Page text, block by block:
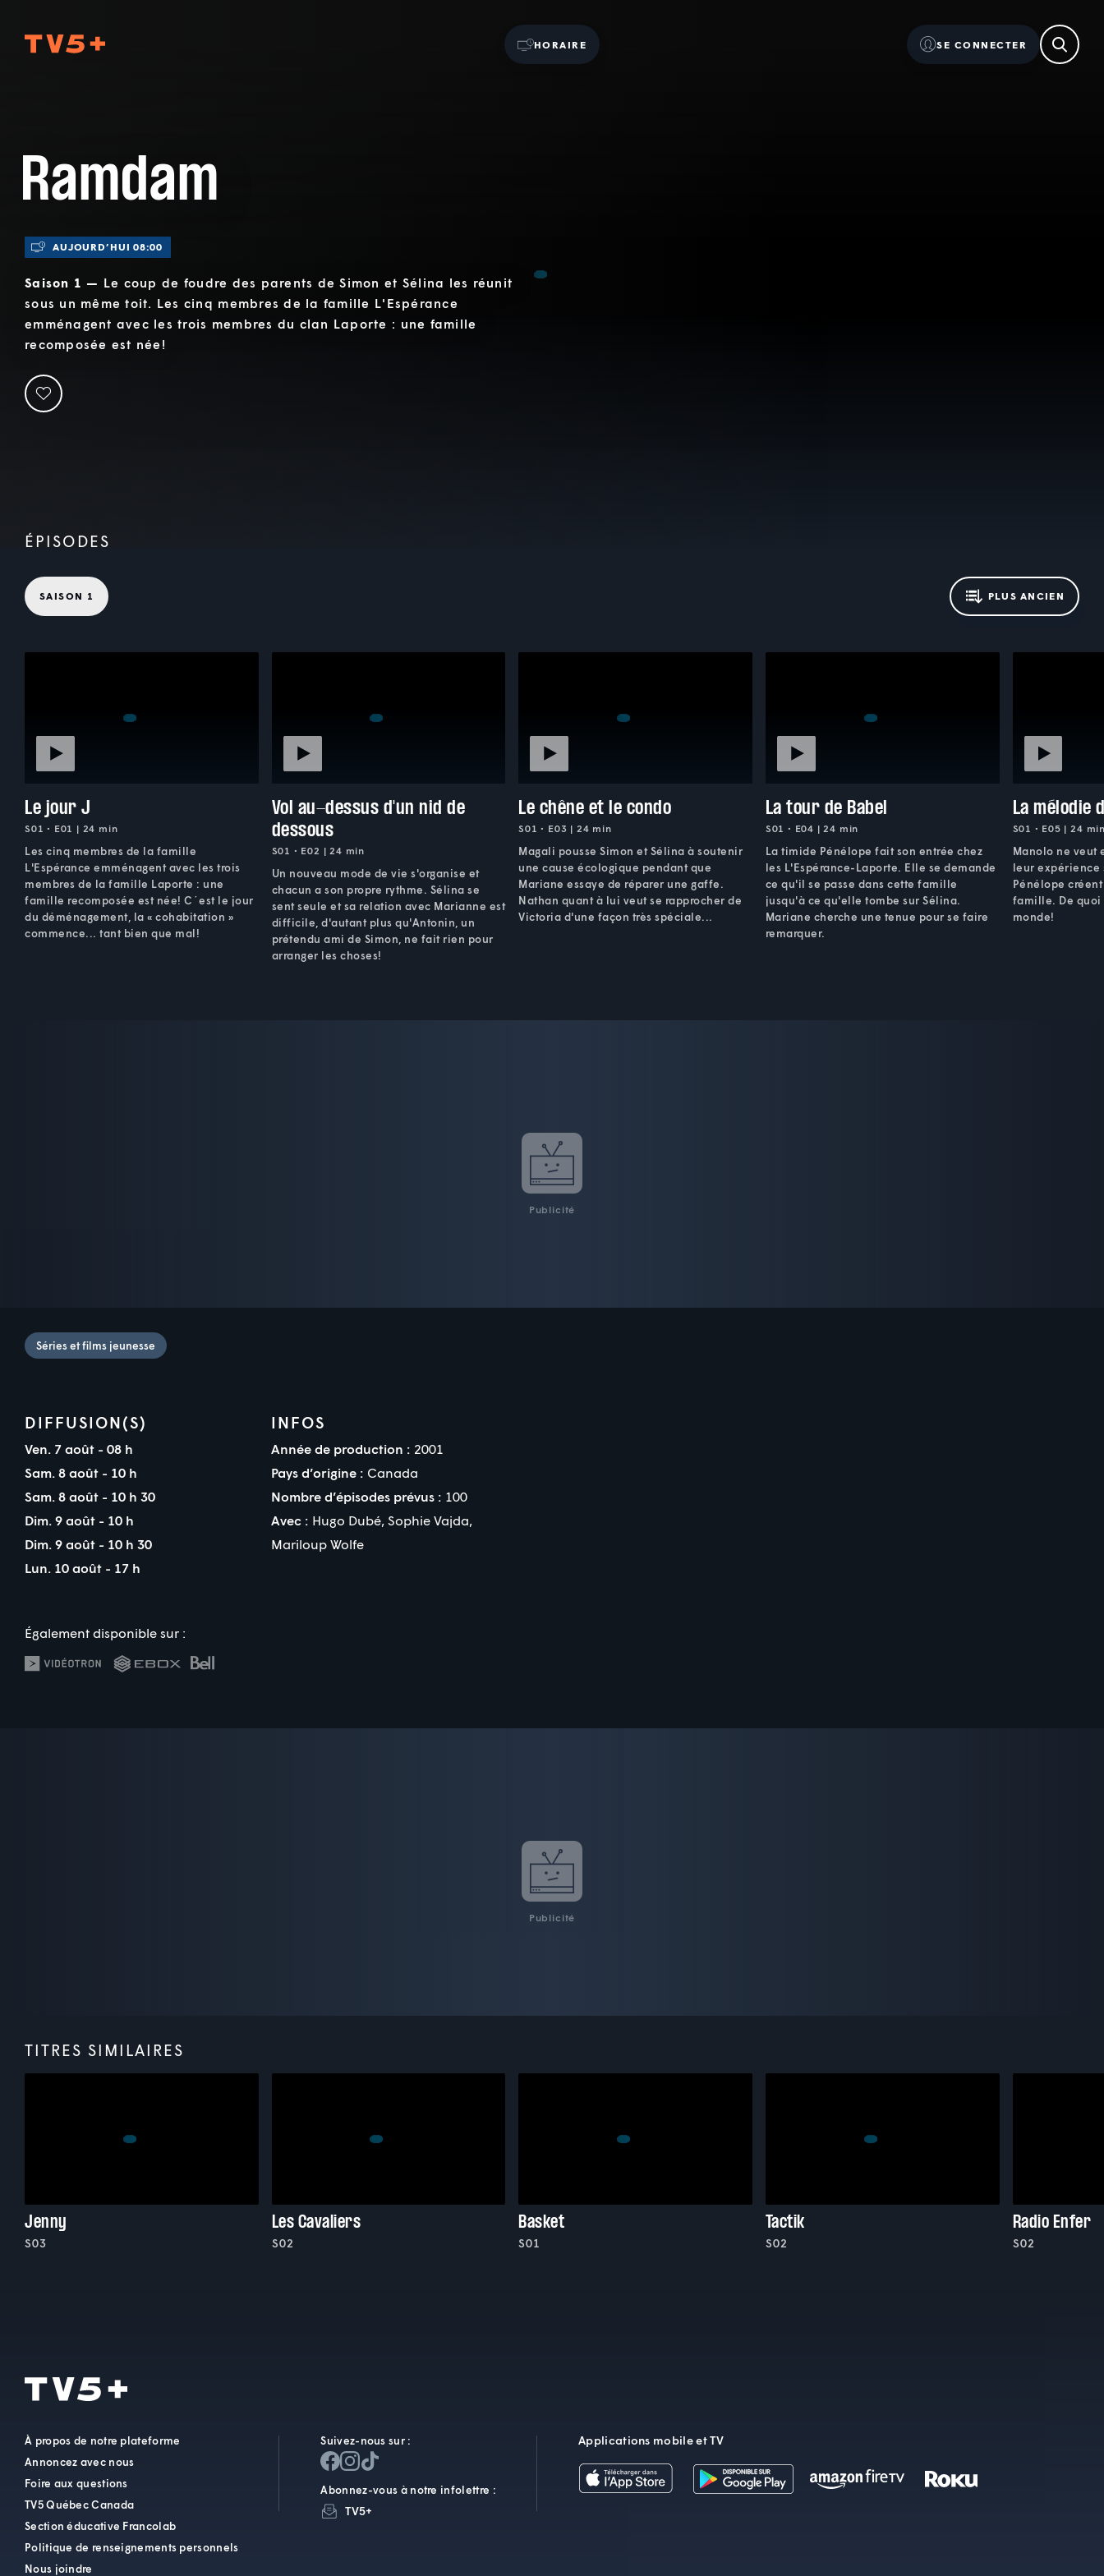
HORAIRE SE CONNECTER
Ramdam
AUJOURD’HUI 08:00
Saison 1 — Le coup de foudre des parents de Simon et Sélina les réunit
sous un même toit. Les cinq membres de la famille L'Espérance
emménagent avec les trois membres du clan Laporte : une famille
recomposée est née!
ÉPISODES
SAISON 1 PLUS ANCIEN
Le jour J
S01 • E01 | 24 min
Les cinq membres de la famille
L'Espérance emménagent avec les trois
membres de la famille Laporte : une
famille recomposée est née! C´est le jour
du déménagement, la « cohabitation »
commence... tant bien que mal!
Vol au-dessus d'un nid de
dessous
S01 • E02 | 24 min
Un nouveau mode de vie s'organise et
chacun a son propre rythme. Sélina se
sent seule et sa relation avec Marianne est
difficile, d'autant plus qu'Antonin, un
prétendu ami de Simon, ne fait rien pour
arranger les choses!
Le chêne et le condo
S01 • E03 | 24 min
Magali pousse Simon et Sélina à soutenir
une cause écologique pendant que
Mariane essaye de réparer une gaffe.
Nathan quant à lui veut se rapprocher de
Victoria d'une façon très spéciale...
La tour de Babel
S01 • E04 | 24 min
La timide Pénélope fait son entrée chez
les L'Espérance-Laporte. Elle se demande
ce qu'il se passe dans cette famille
jusqu'à ce qu'elle tombe sur Sélina.
Mariane cherche une tenue pour se faire
remarquer.
La mélodie
S01 • E05 | 24
Manolo ne veut
leur expérience
Pénélope
famille. De
monde!
Publicité
Séries et films jeunesse
DIFFUSION(S)
Ven. 7 août - 08 h
Sam. 8 août - 10 h
Sam. 8 août - 10 h 30
Dim. 9 août - 10 h
Dim. 9 août - 10 h 30
Lun. 10 août - 17 h
Également disponible sur :
INFOS
Année de production : 2001
Pays d’origine : Canada
Nombre d’épisodes prévus : 100
Avec : Hugo Dubé Sophie Vajda
Mariloup Wolfe
Publicité
TITRES SIMILAIRES
Jenny
S03
Les Cavaliers
S02
Basket
S01
Tactik
S02
Radio Enfer
S02
À propos de notre plateforme
Annoncez avec nous
Foire aux questions
TV5 Québec Canada
Section éducative Francolab
Politique de renseignements personnels
Nous joindre
Suivez-nous sur :
Abonnez-vous à notre infolettre :
TV5+
Applications mobile et TV